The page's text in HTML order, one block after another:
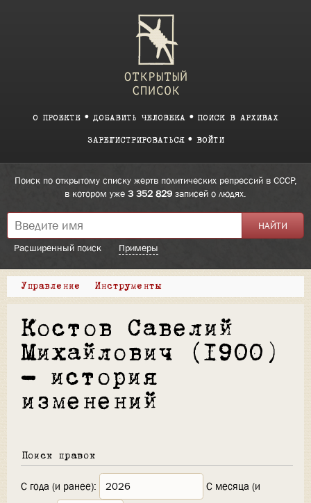
О ПРОЕКТЕ ДОБАВИТЬ ЧЕЛОВЕКА ПОИСК В АРХИВАХ
ЗАРЕГИСТРИРОВАТЬСЯ ВОЙТИ
Поиск по открытому списку жертв политических репрессий в СССР,
в котором уже 3 352 829 записей о людях.
Расширенный поиск Примеры
Управление Инструменты
Костов Савелий
Михайлович (1900)
— история
изменений
Поиск правок
С года (и ранее):
С месяца (и